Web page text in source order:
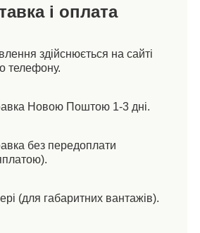
і оплата
здійснюється на сайті
телефону.
Новою Поштою 1-3 дні.
без передоплати
(для габаритних вантажів).